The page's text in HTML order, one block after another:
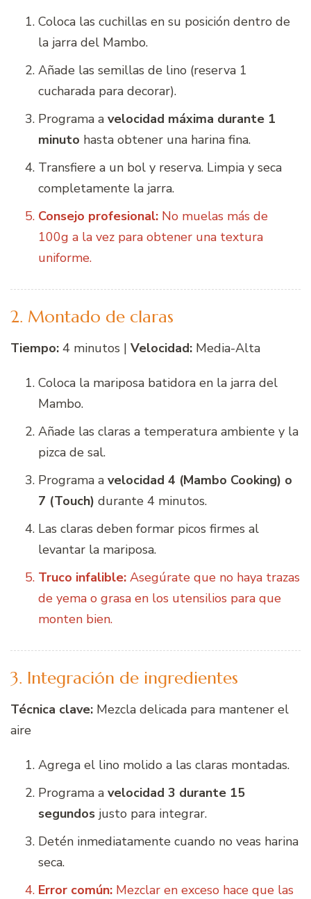
Coloca las cuchillas en su posición dentro de
la jarra del Mambo.
Añade las semillas de lino (reserva 1
cucharada para decorar).
Programa a velocidad máxima durante 1
minuto hasta obtener una harina fina.
Transfiere a un bol y reserva. Limpia y seca
completamente la jarra.
Consejo profesional: No muelas más de
100g a la vez para obtener una textura
uniforme.
2. Montado de claras
Tiempo: 4 minutos | Velocidad: Media-Alta
Coloca la mariposa batidora en la jarra del
Mambo.
Añade las claras a temperatura ambiente y la
pizca de sal.
Programa a velocidad 4 (Mambo Cooking) o
7 (Touch) durante 4 minutos.
Las claras deben formar picos firmes al
levantar la mariposa.
Truco infalible: Asegúrate que no haya trazas
de yema o grasa en los utensilios para que
monten bien.
3. Integración de ingredientes
Técnica clave: Mezcla delicada para mantener el
aire
Agrega el lino molido a las claras montadas.
Programa a velocidad 3 durante 15
segundos justo para integrar.
Detén inmediatamente cuando no veas harina
seca.
Error común: Mezclar en exceso hace que las